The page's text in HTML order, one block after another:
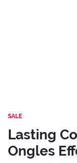
SALE
Lasting
Ongles